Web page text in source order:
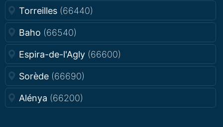
Torreilles (66440)
Baho (66540)
Espira-de-l'Agly (66600)
Sorède (66690)
Alénya (66200)